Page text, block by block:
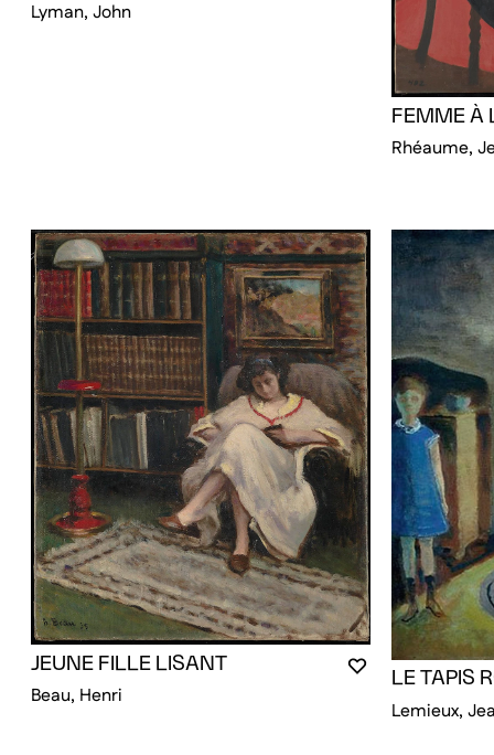
FEMME À
Rhéaume,
VOUS DEVEZ
FERMER LA
OUVRIR LA
JEUNE FILLE LISANT
Beau, Henri
LE TAPIS
Lemieux,